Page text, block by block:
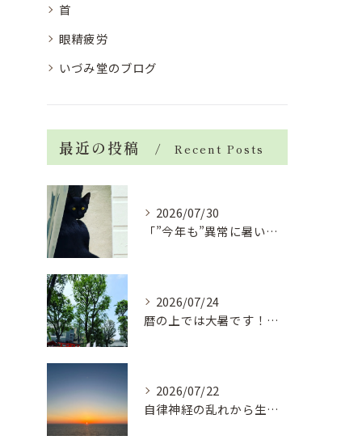
首
眼精疲労
いづみ堂のブログ
最近の投稿 Recent Posts
2026/07/30
「”今年も”異常に暑い夏」酷暑+冷房＝夏風邪、腰痛、ひざの痛...
2026/07/24
暦の上では大暑です！腰痛や肩こりから来る頭痛
2026/07/22
自律神経の乱れから生活習慣病、血液循環の滞り